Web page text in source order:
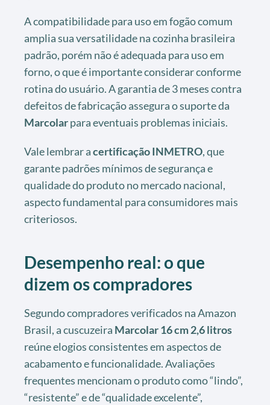
A compatibilidade para uso em fogão comum
amplia sua versatilidade na cozinha brasileira
padrão, porém não é adequada para uso em
forno, o que é importante considerar conforme
rotina do usuário. A garantia de 3 meses contra
defeitos de fabricação assegura o suporte da
Marcolarpara eventuais problemas iniciais.
Vale lembrar acertificação INMETRO, que
garante padrões mínimos de segurança e
qualidade do produto no mercado nacional,
aspecto fundamental para consumidores mais
criteriosos.
Desempenho real: o que
dizem os compradores
Segundo compradores verificados na Amazon
Brasil, a cuscuzeira Marcolar 16 cm 2,6 litros
reúne elogios consistentes em aspectos de
acabamento e funcionalidade. Avaliações
frequentes mencionam o produto como “lindo”,
“resistente” e de “qualidade excelente”,